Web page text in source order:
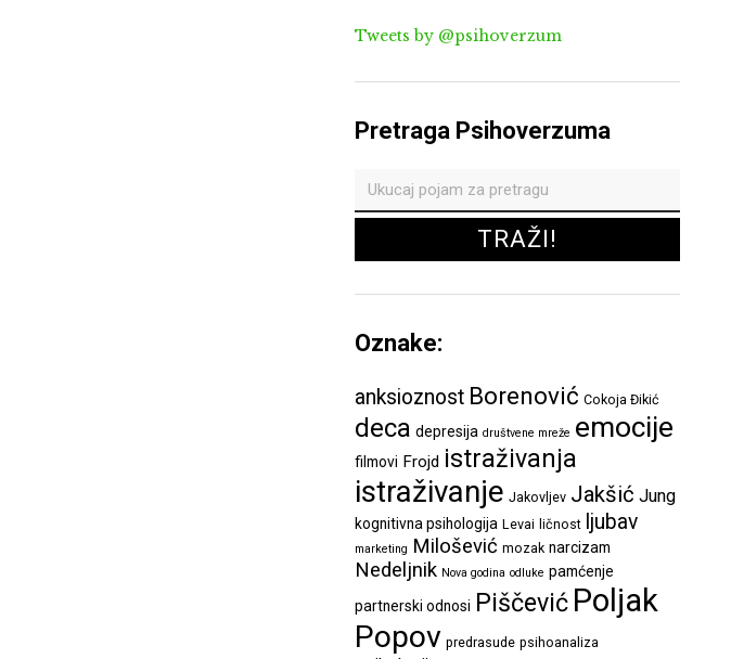
Tweets by @psihoverzum
Pretraga Psihoverzuma
Oznake:
anksioznost Borenović Cokoja Đikić
deca depresija društvene mreže emocije
filmovi Frojd istraživanja
istraživanje Jakovljev Jakšić Jung
kognitivna psihologija Levai ličnost ljubav
marketing Milošević mozak narcizam
Nedeljnik Nova godina odluke pamćenje
partnerski odnosi Piščević Poljak
Popov predrasude psihoanaliza